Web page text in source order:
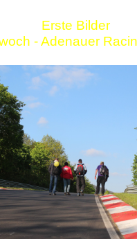
Erste Bilder
- Adenauer